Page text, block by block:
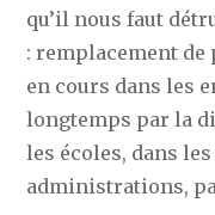
qu’il nous faut
: remplacement
en cours dans les
longtemps par la
les écoles, dans
administrations,